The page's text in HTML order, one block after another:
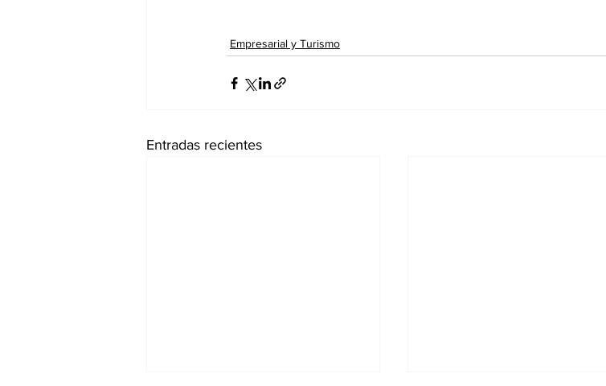
Empresarial y Turismo
Entradas recientes